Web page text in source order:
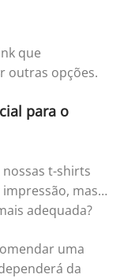
que
outras opções.
para o
t-shirts
mas…
adequada?
uma
da